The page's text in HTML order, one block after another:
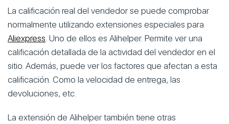
La calificación real del vendedor se puede comprobar
normalmente utilizando extensiones especiales para
Aliexpress. Uno de ellos es Alihelper. Permite ver una
calificación detallada de la actividad del vendedor en el
sitio. Además, puede ver los factores que afectan a esta
calificación. Como la velocidad de entrega, las
devoluciones, etc.
La extensión de Alihelper también tiene otras